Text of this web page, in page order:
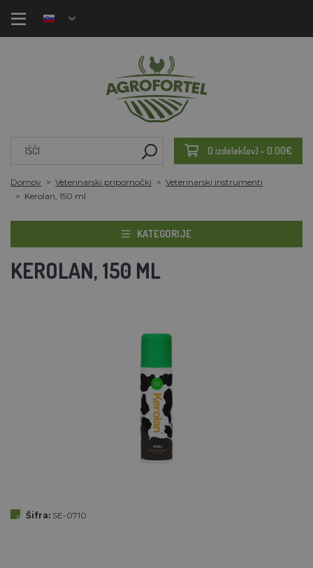
0 izdelek(ov) - 0.00€
Domov Veterinarski pripomočki
Veterinarski instrumenti
Kerolan, 150 ml
KATEGORIJE
KEROLAN, 150 ML
Šifra: SE-0710